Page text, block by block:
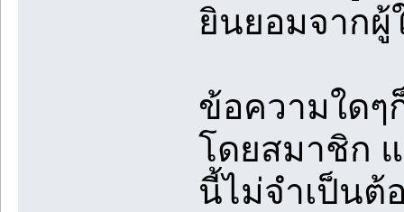
ยินยอมจากผู้
ข้อความใดๆ
โดยสมาชิก
นี้ไม่จำเป็นต้